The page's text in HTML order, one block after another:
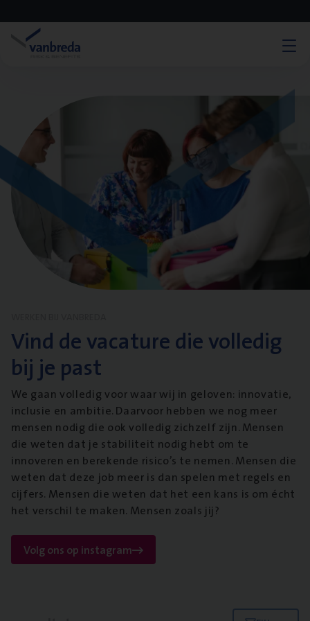
Vind de vacature die volledig
bij je past
We gaan volledig voor waar wij in geloven: innovatie,
inclusie en ambitie. Daarvoor hebben we nog meer
mensen nodig die ook volledig zichzelf zijn. Mensen
die weten dat je stabiliteit nodig hebt om te
innoveren en berekende risico’s te nemen. Mensen die
weten dat deze job meer is dan spelen met regels en
cijfers. Mensen die weten dat het een kans is om écht
het verschil te maken. Mensen zoals jij?
Volg ons op instagram